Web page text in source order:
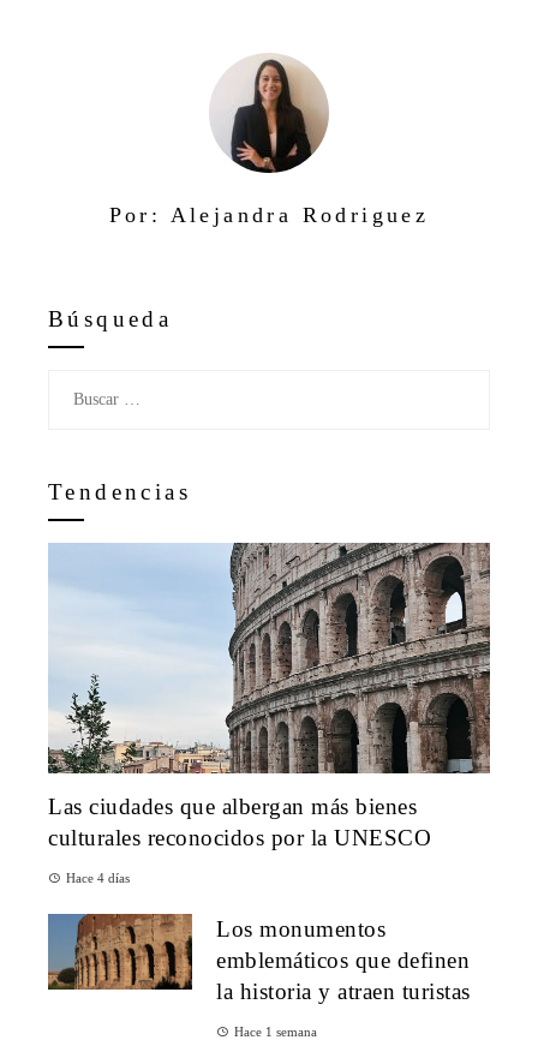
Por: Alejandra Rodriguez
Búsqueda
Tendencias
Las ciudades que albergan más bienes
culturales reconocidos por la UNESCO
Hace 4 días
Los monumentos
emblemáticos que definen
la historia y atraen turistas
Hace 1 semana